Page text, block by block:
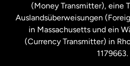
(Money Transmitter), eine
Auslandsüberweisungen
in Massachusetts und ein
(Currency Transmitter) in
1179663.